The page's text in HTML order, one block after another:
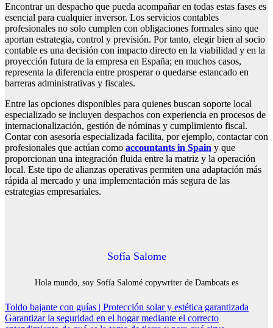
Encontrar un despacho que pueda acompañar en todas estas fases es
esencial para cualquier inversor. Los servicios contables
profesionales no solo cumplen con obligaciones formales sino que
aportan estrategia, control y previsión. Por tanto, elegir bien al socio
contable es una decisión con impacto directo en la viabilidad y en la
proyección futura de la empresa en España; en muchos casos,
representa la diferencia entre prosperar o quedarse estancado en
barreras administrativas y fiscales.
Entre las opciones disponibles para quienes buscan soporte local
especializado se incluyen despachos con experiencia en procesos de
internacionalización, gestión de nóminas y cumplimiento fiscal.
Contar con asesoría especializada facilita, por ejemplo, contactar con
profesionales que actúan como accountants in Spain y que
proporcionan una integración fluida entre la matriz y la operación
local. Este tipo de alianzas operativas permiten una adaptación más
rápida al mercado y una implementación más segura de las
estrategias empresariales.
Sofía Salome
Hola mundo, soy Sofía Salomé copywriter de Damboats.es
Navegación
Toldo bajante con guías | Protección solar y estética garantizada
Garantizar la seguridad en el hogar mediante el correcto